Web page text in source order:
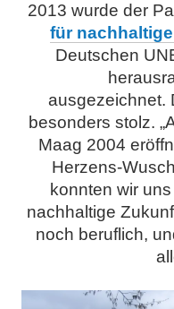
2013 wurde der
für
Deutschen
ausgezeichnet.
besonders stolz.
Maag 2004
Herzens-
konnten wir
nachhaltige
noch beruflich,